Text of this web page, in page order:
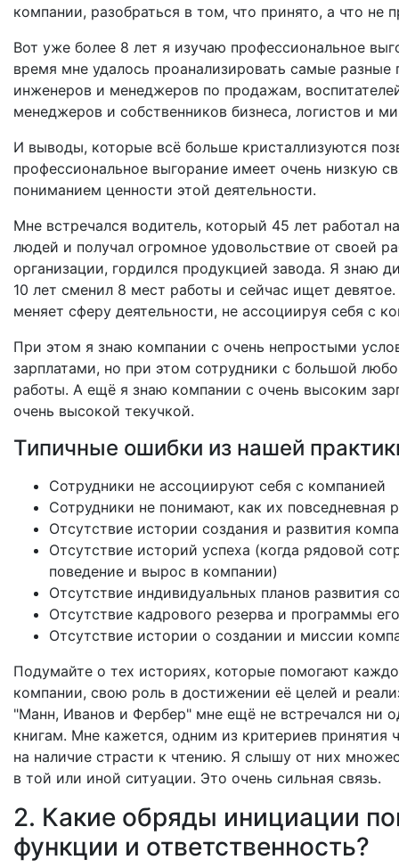
компании, разобраться в том, что принято, а что не
Вот уже более 8 лет я изучаю профессиональное
время мне удалось проанализировать самые
инженеров и менеджеров по продажам,
менеджеров и собственников бизнеса, логистов и
И выводы, которые всё больше кристаллизуются
профессиональное выгорание имеет очень низкую
пониманием ценности этой деятельности.
Мне встречался водитель, который 45 лет работал
людей и получал огромное удовольствие от своей
организации, гордился продукцией завода. Я знаю
10 лет сменил 8 мест работы и сейчас ищет
меняет сферу деятельности, не ассоциируя себя с
При этом я знаю компании с очень непростыми
зарплатами, но при этом сотрудники с большой
работы. А ещё я знаю компании с очень высоким
очень высокой текучкой.
Типичные ошибки из нашей
Сотрудники не ассоциируют себя с компанией
Сотрудники не понимают, как их повседневная
Отсутствие истории создания и развития
Отсутствие историй успеха (когда рядовой
поведение и вырос в компании)
Отсутствие индивидуальных планов развития
Отсутствие кадрового резерва и программы
Отсутствие истории о создании и миссии
Подумайте о тех историях, которые помогают
компании, свою роль в достижении её целей и
"Манн, Иванов и Фербер" мне ещё не встречался ни
книгам. Мне кажется, одним из критериев принятия
на наличие страсти к чтению. Я слышу от них
в той или иной ситуации. Это очень сильная связь.
2. Какие обряды инициации
функции и ответственность?